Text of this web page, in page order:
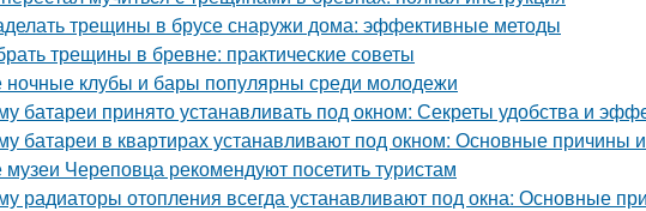
трещины в брусе снаружи дома: эффективные методы
трещины в бревне: практические советы
ночные клубы и бары популярны среди молодежи
батареи принято устанавливать под окном: Секреты удобства и
батареи в квартирах устанавливают под окном: Основные причины
музеи Череповца рекомендуют посетить туристам
радиаторы отопления всегда устанавливают под окна: Основные